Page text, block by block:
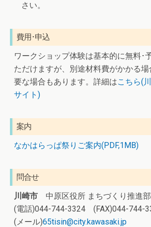
さい。
費用･申込
ワークショップ体験は基本的に無料･
ただけますが、別途材料費がかかる
要な場合もあります。詳細はこちら(
サイト)
案内
なかはらっぱ祭りご案内(PDF,1MB)
問合せ
川崎市 中原区役所 まちづくり推進
(電話)044-744-3324 (FAX)044-744-
(メール)65tisin@city.kawasaki.jp